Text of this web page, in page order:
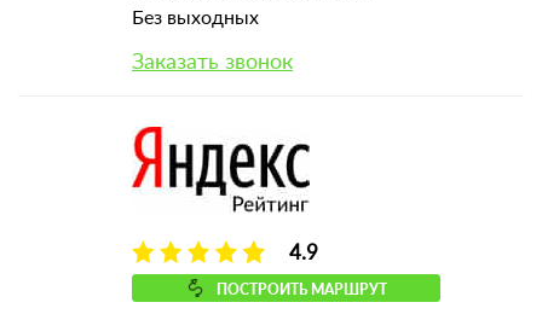
Без выходных
Заказать звонок
4.9
ПОСТРОИТЬ МАРШРУТ